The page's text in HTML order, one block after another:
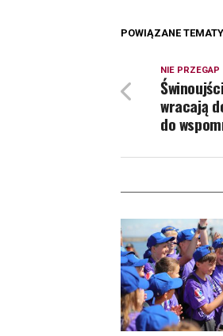
POWIĄZANE
NIE PRZEGAP
wracają
do